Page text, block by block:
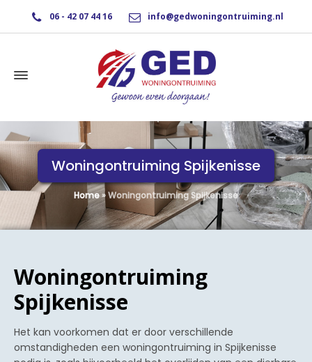
06 - 42 07 44 16 info@gedwoningontruiming.nl
Woningontruiming Spijkenisse
Home»Woningontruiming Spijkenisse
Woningontruiming
Spijkenisse
Het kan voorkomen dat er door verschillende
omstandigheden een woningontruiming in Spijkenisse